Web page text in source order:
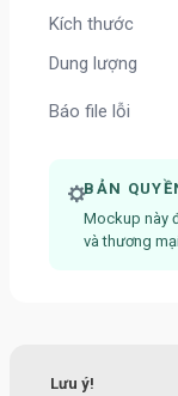
Kích thước
Dung lượng
Báo file lỗi
BẢN
Mockup này
và thương
Lưu ý!